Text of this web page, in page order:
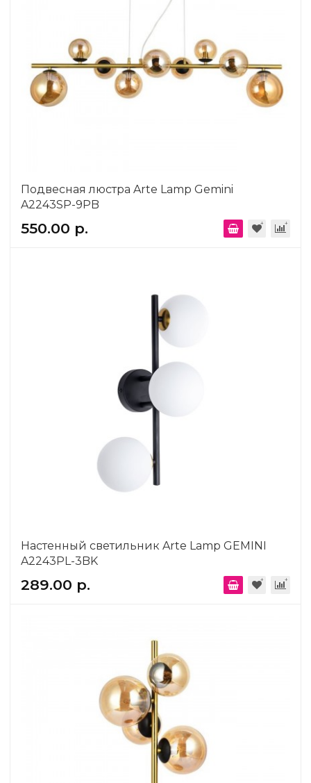
Подвесная люстра Arte Lamp Gemini
A2243SP-9PB
550.00 р.
Настенный светильник Arte Lamp GEMINI
A2243PL-3BK
289.00 р.